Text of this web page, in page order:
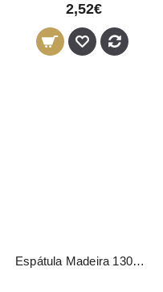
2,52€
Espátula Madeira 130mm 1628 Eurostil